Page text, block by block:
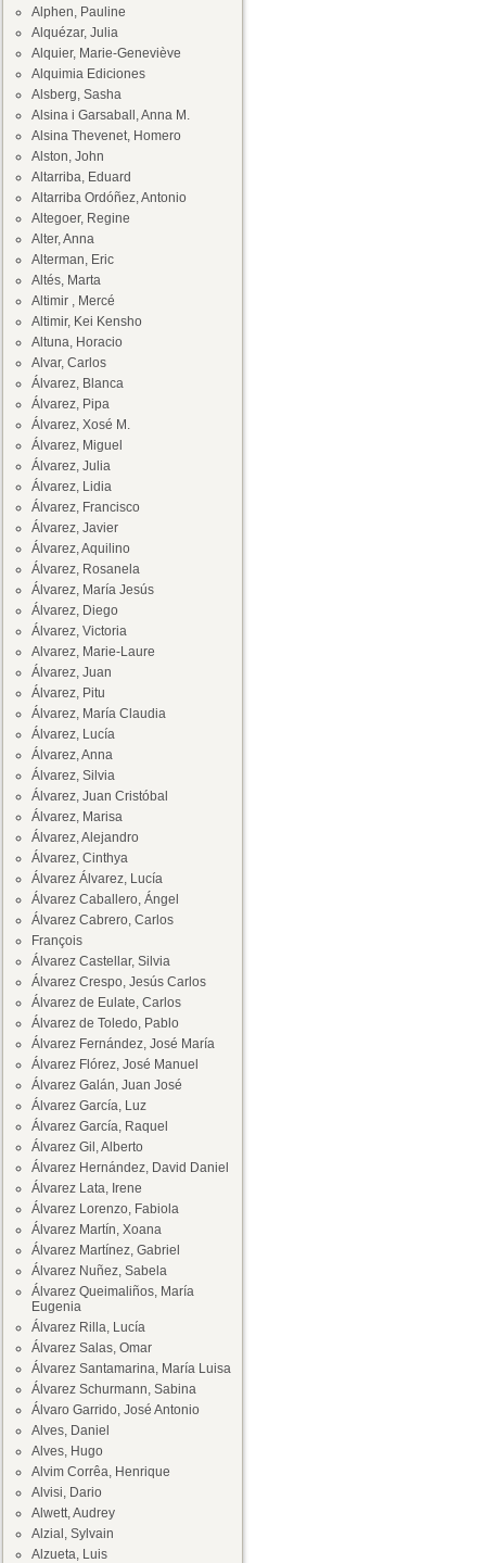
Alphen, Pauline
Alquézar, Julia
Alquier, Marie-Geneviève
Alquimia Ediciones
Alsberg, Sasha
Alsina i Garsaball, Anna M.
Alsina Thevenet, Homero
Alston, John
Altarriba, Eduard
Altarriba Ordóñez, Antonio
Altegoer, Regine
Alter, Anna
Alterman, Eric
Altés, Marta
Altimir , Mercé
Altimir, Kei Kensho
Altuna, Horacio
Alvar, Carlos
Álvarez, Blanca
Álvarez, Pipa
Álvarez, Xosé M.
Álvarez, Miguel
Álvarez, Julia
Álvarez, Lidia
Álvarez, Francisco
Álvarez, Javier
Álvarez, Aquilino
Álvarez, Rosanela
Álvarez, María Jesús
Álvarez, Diego
Álvarez, Victoria
Alvarez, Marie-Laure
Álvarez, Juan
Álvarez, Pitu
Álvarez, María Claudia
Álvarez, Lucía
Álvarez, Anna
Álvarez, Silvia
Álvarez, Juan Cristóbal
Álvarez, Marisa
Álvarez, Alejandro
Álvarez, Cinthya
Álvarez Álvarez, Lucía
Álvarez Caballero, Ángel
Álvarez Cabrero, Carlos
François
Álvarez Castellar, Silvia
Álvarez Crespo, Jesús Carlos
Álvarez de Eulate, Carlos
Álvarez de Toledo, Pablo
Álvarez Fernández, José María
Álvarez Flórez, José Manuel
Álvarez Galán, Juan José
Álvarez García, Luz
Álvarez García, Raquel
Álvarez Gil, Alberto
Álvarez Hernández, David Daniel
Álvarez Lata, Irene
Álvarez Lorenzo, Fabiola
Álvarez Martín, Xoana
Álvarez Martínez, Gabriel
Álvarez Nuñez, Sabela
Álvarez Queimaliños, María
Eugenia
Álvarez Rilla, Lucía
Álvarez Salas, Omar
Álvarez Santamarina, María Luisa
Álvarez Schurmann, Sabina
Álvaro Garrido, José Antonio
Alves, Daniel
Alves, Hugo
Alvim Corrêa, Henrique
Alvisi, Dario
Alwett, Audrey
Alzial, Sylvain
Alzueta, Luis